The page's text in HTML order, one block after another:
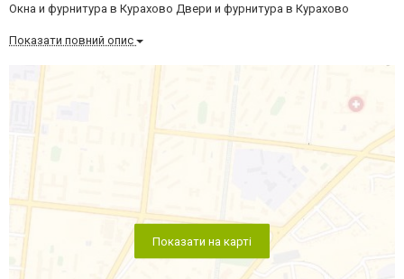
Окна и фурнитура в Курахово Двери и фурнитура в Курахово
Показати повний опис
Показати на карті